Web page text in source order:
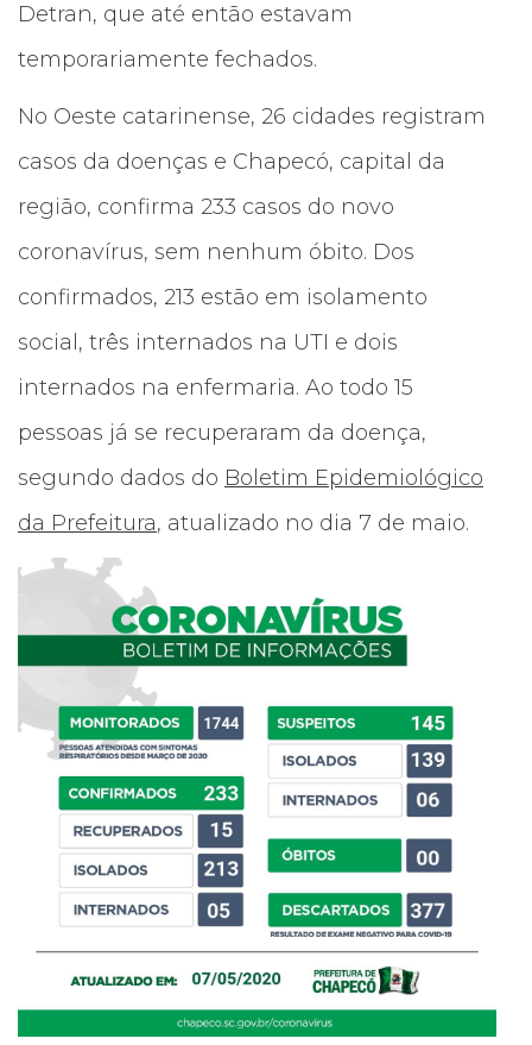
Detran, que até então estavam
temporariamente fechados.
No Oeste catarinense, 26 cidades registram
casos da doenças e Chapecó, capital da
região, confirma 233 casos do novo
coronavírus, sem nenhum óbito. Dos
confirmados, 213 estão em isolamento
social, três internados na UTI e dois
internados na enfermaria. Ao todo 15
pessoas já se recuperaram da doença,
segundo dados do Boletim Epidemiológico
da Prefeitura, atualizado no dia 7 de maio.